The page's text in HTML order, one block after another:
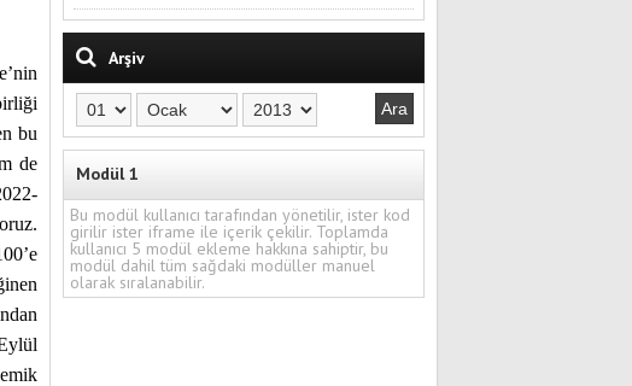
bu
de
Arşiv
Modül 1
Bu modül kullanıcı tarafından yönetilir, ister kod
girilir ister iframe ile içerik çekilir. Toplamda
kullanıcı 5 modül ekleme hakkına sahiptir, bu
modül dahil tüm sağdaki modüller manuel
olarak sıralanabilir.